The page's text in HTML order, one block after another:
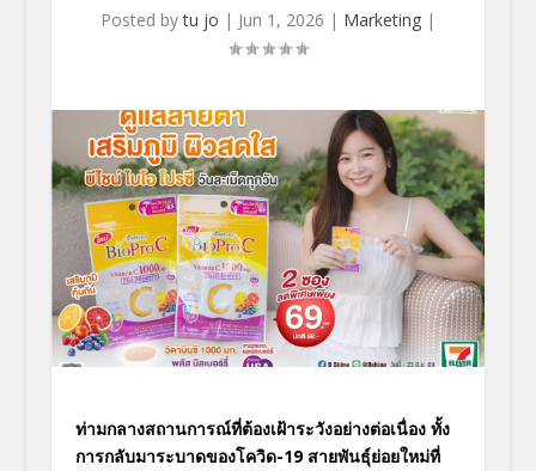
Posted bytu jo | Jun 1, 2026 | Marketing|
ท่ามกลางสถานการณ์ที่ต้องเฝ้าระวังอย่างต่อเนื่อง ทั้ง
การกลับมาระบาดของโควิด-19 สายพันธุ์ย่อยใหม่ที่